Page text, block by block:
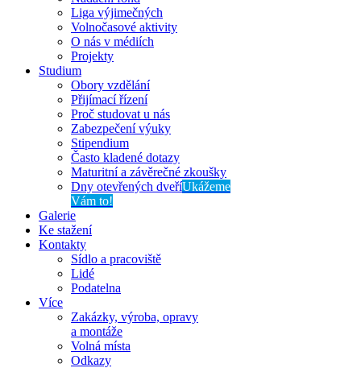
Liga výjimečných
Volnočasové aktivity
O nás v médiích
Projekty
Studium
Obory vzdělání
Přijímací řízení
Proč studovat u nás
Zabezpečení výuky
Stipendium
Často kladené dotazy
Maturitní a závěrečné zkoušky
Dny otevřených dveříUkážeme
Vám to!
Galerie
Ke stažení
Kontakty
Sídlo a pracoviště
Lidé
Podatelna
Více
Zakázky, výroba, opravy
a montáže
Volná místa
Odkazy